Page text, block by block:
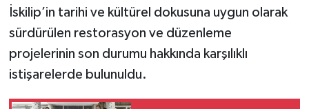
İskilip’in tarihi ve kültürel dokusuna uygun olarak
sürdürülen restorasyon ve düzenleme
projelerinin son durumu hakkında karşılıklı
istişarelerde bulunuldu.